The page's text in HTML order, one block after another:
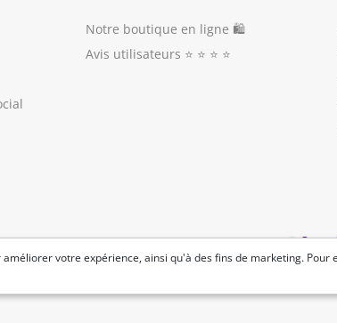
votre expérience, ainsi qu'à des fins de marketing. Pour
Notre boutique en ligne 🛍
Avis utilisateurs ⭐️ ⭐️ ⭐️ ⭐️